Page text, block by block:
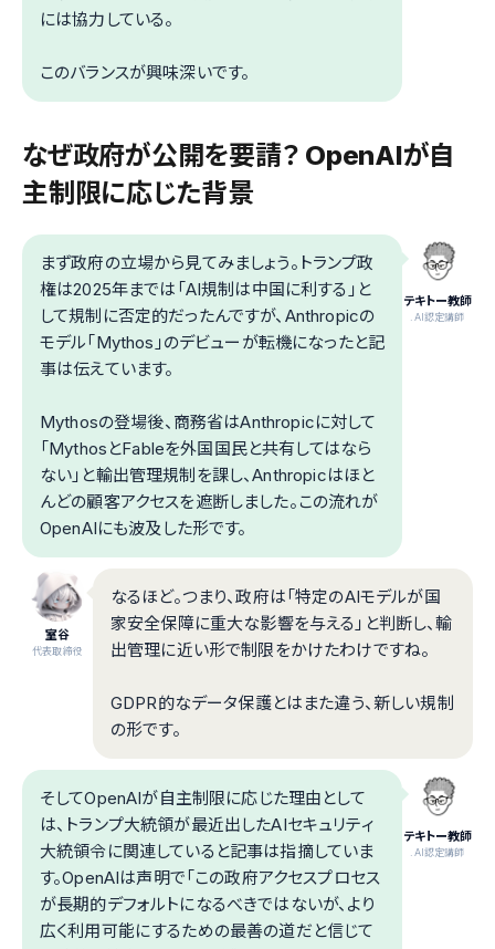
には協力している。
このバランスが興味深いです。
なぜ政府が公開を要請？ OpenAIが自
主制限に応じた背景
テキトー教師
.AI認定講師
まず政府の立場から見てみましょう。トランプ政
権は2025年までは「AI規制は中国に利する」と
して規制に否定的だったんですが、Anthropicの
モデル「Mythos」のデビューが転機になったと記
事は伝えています。
Mythosの登場後、商務省はAnthropicに対して
「MythosとFableを外国国民と共有してはなら
ない」と輸出管理規制を課し、Anthropicはほと
んどの顧客アクセスを遮断しました。この流れが
OpenAIにも波及した形です。
室谷
代表取締役
なるほど。つまり、政府は「特定のAIモデルが国
家安全保障に重大な影響を与える」と判断し、輸
出管理に近い形で制限をかけたわけですね。
GDPR的なデータ保護とはまた違う、新しい規制
の形です。
テキトー教師
.AI認定講師
そしてOpenAIが自主制限に応じた理由として
は、トランプ大統領が最近出したAIセキュリティ
大統領令に関連していると記事は指摘していま
す。OpenAIは声明で「この政府アクセスプロセス
が長期的デフォルトになるべきではないが、より
広く利用可能にするための最善の道だと信じて